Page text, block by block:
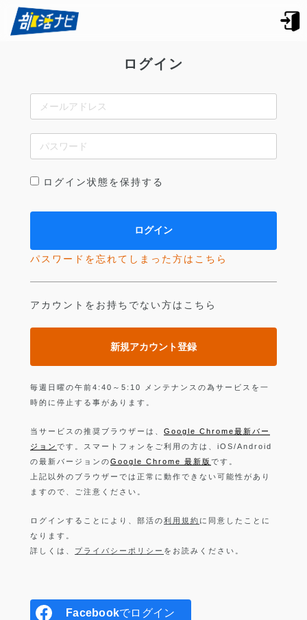
ログイン
ログイン状態を保持する
パスワードを忘れてしまった方はこちら
アカウントをお持ちでない方はこちら
新規アカウント登録
毎週日曜の午前4:40～5:10 メンテナンスの為サービスを一
時的に停止する事があります。
当サービスの推奨ブラウザーは、 Google Chrome最新バー
ジョン です。スマートフォンをご利用の方は、iOS/Android
の最新バージョンのGoogle Chrome 最新版 です。
上記以外のブラウザーでは正常に動作できない可能性があり
ますので、ご注意ください。
ログインすることにより、部活の利用規約 に同意したことに
なります。
詳しくは、 プライバシーポリシー をお読みください。
Facebookでログイン